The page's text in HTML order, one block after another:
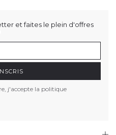
et faites le plein d'offres
j'accepte la politique